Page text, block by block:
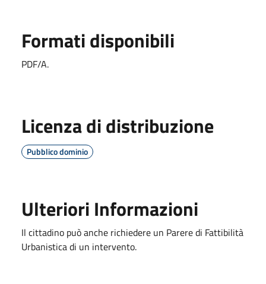
Formati disponibili
PDF/A.
Licenza di distribuzione
Pubblico dominio
Ulteriori Informazioni
Il cittadino può anche richiedere un Parere di Fattibilità
Urbanistica di un intervento.